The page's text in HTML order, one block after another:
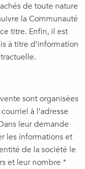
de toute nature
la Communauté
titre. Enfin, il est
à titre d’information
sont organisées
à l’adresse
leur demande
les informations et
de la société le
et leur nombre *